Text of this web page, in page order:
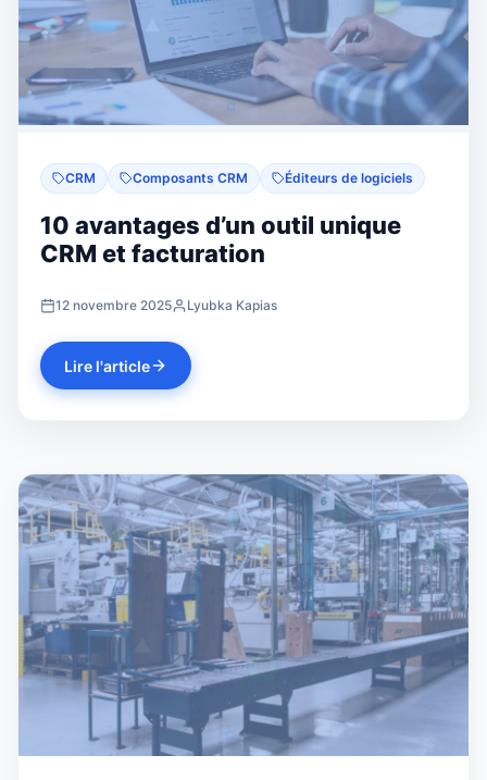
CRM Composants CRM Éditeurs de logiciels
10 avantages d’un outil unique
CRM et facturation
12 novembre 2025 Lyubka Kapias
Lire l'article